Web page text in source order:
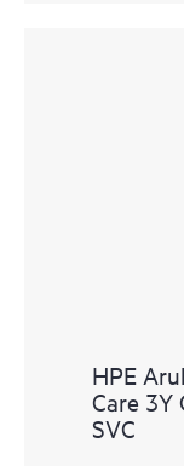
HPE
Care 3Y
SVC